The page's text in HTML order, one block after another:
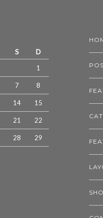
S D
1
7 8
14 15
21 22
28 29